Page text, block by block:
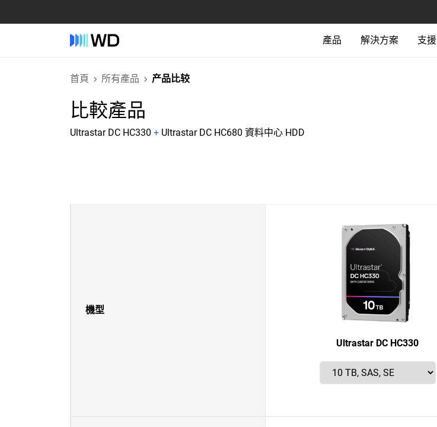
產品 解決方案 支援
首頁 所有產品 产品比较
比較產品
Ultrastar DC HC330 + Ultrastar DC HC680 資料中心 HDD
機型
Ultrastar DC HC330